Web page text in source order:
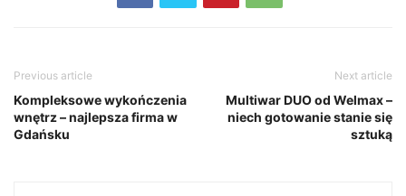
Previous article
Kompleksowe wykończenia
wnętrz – najlepsza firma w
Gdańsku
Next article
Multiwar DUO od Welmax –
niech gotowanie stanie się
sztuką